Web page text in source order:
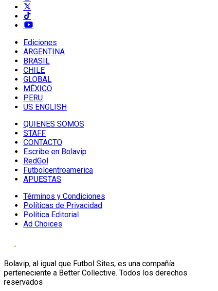
Ediciones
ARGENTINA
BRASIL
CHILE
GLOBAL
MÉXICO
PERU
US ENGLISH
QUIENES SOMOS
STAFF
CONTACTO
Escribe en Bolavip
RedGol
Futbolcentroamerica
APUESTAS
Términos y Condiciones
Políticas de Privacidad
Política Editorial
Ad Choices
Bolavip, al igual que Futbol Sites, es una compañía
perteneciente a Better Collective. Todos los derechos
reservados